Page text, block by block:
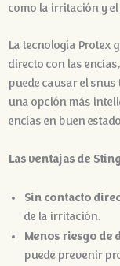
como la irritación y el
La tecnología Protex
directo con las
puede causar el
una opción más
encías en buen
Las ventajas de
Sin contacto
de la irritación.
Menos riesgo de
puede prevenir